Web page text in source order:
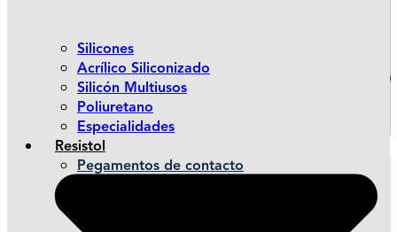
Silicones
Acrílico Siliconizado
Silicón Multiusos
Poliuretano
Especialidades
Resistol
Pegamentos de contacto